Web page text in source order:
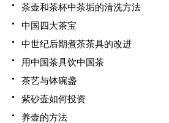
茶壶和茶杯中茶垢的清洗方法
中国四大茶宝
中世纪后期煮茶茶具的改进
用中国茶具饮中国茶
茶艺与钵碗盏
紫砂壶如何投资
养壶的方法